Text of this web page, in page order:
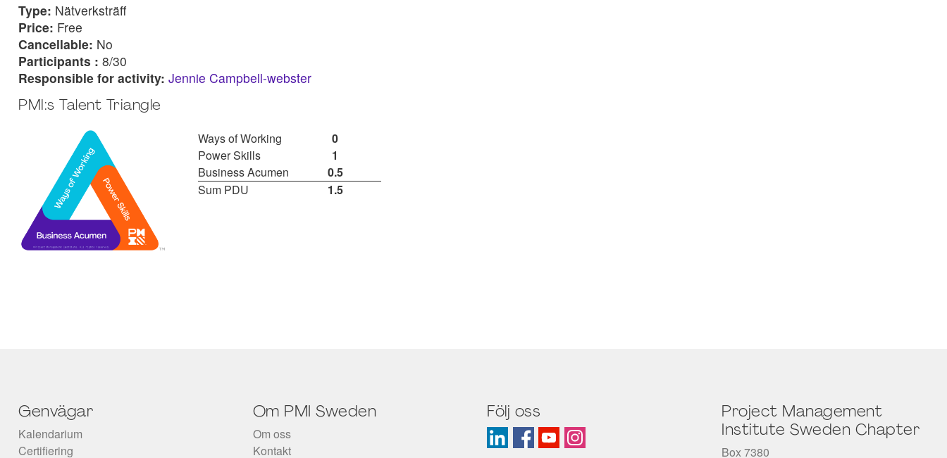
Type: Nätverksträff
Price: Free
Cancellable: No
Participants : 8/30
Responsible for activity: Jennie Campbell-webster
PMI:s Talent Triangle
Ways of Working
0
Power Skills
1
Business Acumen
0.5
Sum PDU
1.5
Genvägar
Kalendarium
Certifiering
Om PMI Sweden
Om oss
Kontakt
Följ oss
Project Management
Institute Sweden Chapter
Box 7380